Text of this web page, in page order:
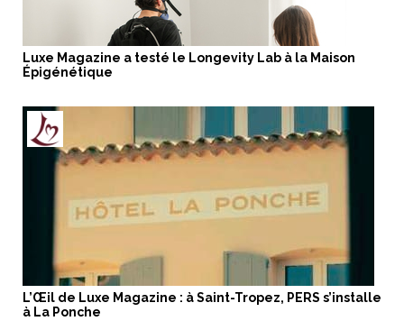
Luxe Magazine a testé le Longevity Lab à la Maison
Épigénétique
L’Œil de Luxe Magazine : à Saint-Tropez, PERS s’installe
à La Ponche